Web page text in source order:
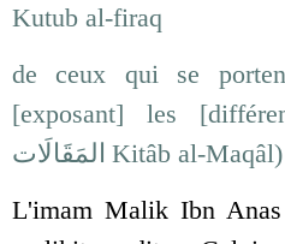
Kutub al-firaq
de ceux qui se
[exposant] les
المَقَالَات Kitâb al-Maqâl)
L'imam Malik Ibn